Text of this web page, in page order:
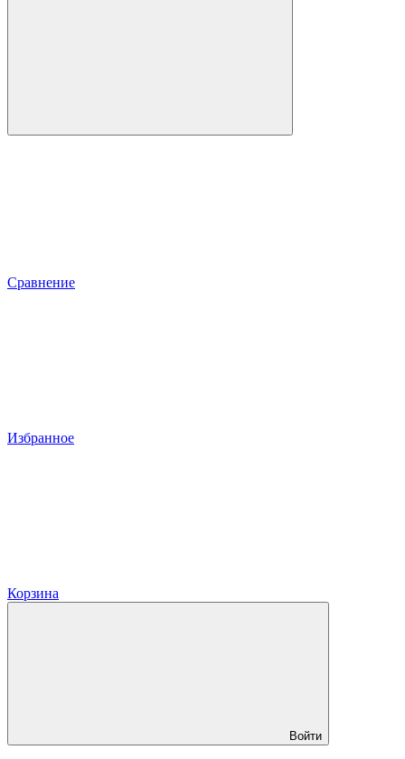
Сравнение
Избранное
Корзина
Войти